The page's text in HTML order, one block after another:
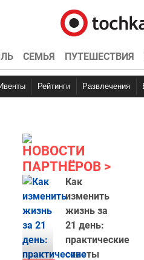
СЕМЬЯ ПУТЕШЕСТВИЯ
Ивенты Рейтинги Развлечения
НОВОСТИ
ПАРТНЁРОВ
Как
изменить
жизнь за
21 день:
практические
советы